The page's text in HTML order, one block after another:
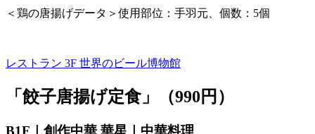
＜鶏の唐揚げデータ＞使用部位：手羽元、個数：5個
レストラン 3F 世界のビール博物館
「餃子唐揚げ定食」（990円）
B1F｜創作中華 華星｜中華料理